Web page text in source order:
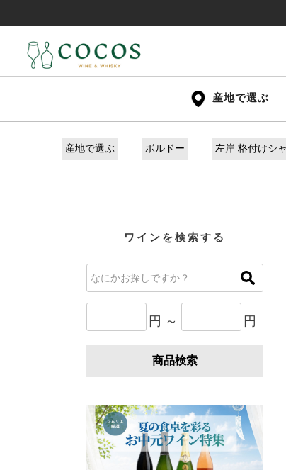
産地で選ぶ
産地で選ぶ ボルドー 左岸 格付けシ
ワインを検索する
円 ～ 円
商品検索